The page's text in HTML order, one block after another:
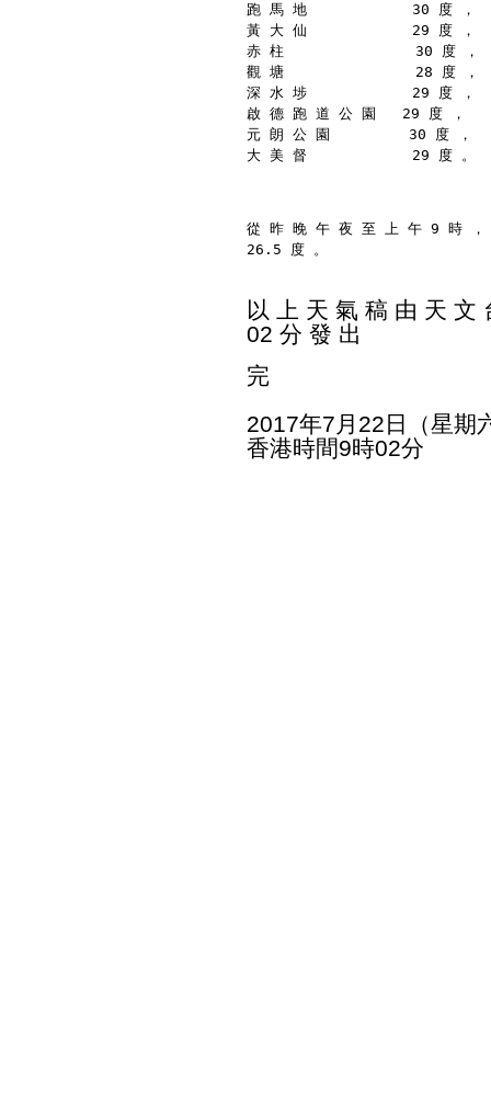
跑 馬 地            30 度 ，
黃 大 仙            29 度 ，
赤 柱               30 度 ，
觀 塘               28 度 ，
深 水 埗            29 度 ，
啟 德 跑 道 公 園   29 度 ，
元 朗 公 園         30 度 ，
大 美 督            29 度 。
從 昨 晚 午 夜 至 上 午 9 時
26.5 度 。
以 上 天 氣 稿 由 天 文
02 分 發 出
完
2017年7月22日（星期
香港時間9時02分